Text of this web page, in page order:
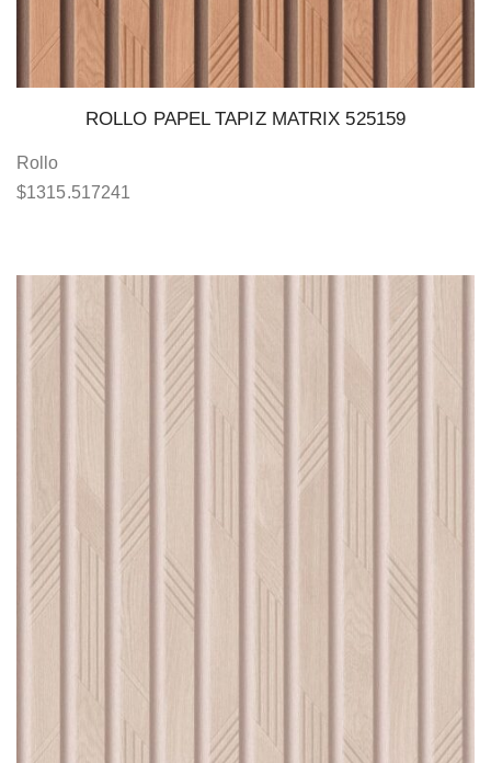
ROLLO PAPEL TAPIZ MATRIX 525159
Rollo
$1315.517241